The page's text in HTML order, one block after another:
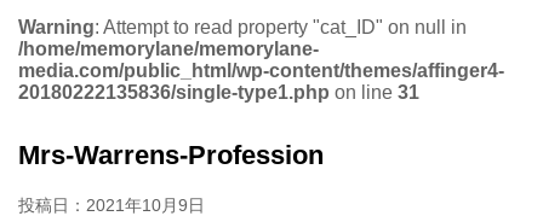
Warning: Attempt to read property "cat_ID" on null in
/home/memorylane/memorylane-
media.com/public_html/wp-content/themes/affinger4-
20180222135836/single-type1.php on line 31
Mrs-Warrens-Profession
投稿日： 2021年10月9日